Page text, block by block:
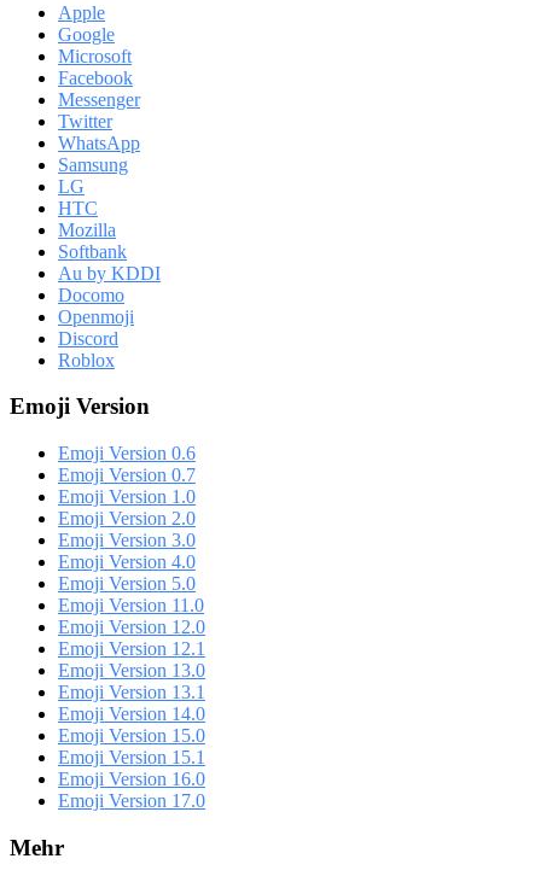
Apple
Google
Microsoft
Facebook
Messenger
Twitter
WhatsApp
Samsung
LG
HTC
Mozilla
Softbank
Au by KDDI
Docomo
Openmoji
Discord
Roblox
Emoji Version
Emoji Version 0.6
Emoji Version 0.7
Emoji Version 1.0
Emoji Version 2.0
Emoji Version 3.0
Emoji Version 4.0
Emoji Version 5.0
Emoji Version 11.0
Emoji Version 12.0
Emoji Version 12.1
Emoji Version 13.0
Emoji Version 13.1
Emoji Version 14.0
Emoji Version 15.0
Emoji Version 15.1
Emoji Version 16.0
Emoji Version 17.0
Mehr